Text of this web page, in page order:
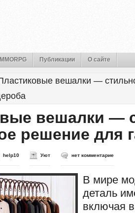
MMORPG Публикации О сайте
вешалки —
вешалки —
решение для
help10 Уют нет комментарие
В мире
деталь
включая